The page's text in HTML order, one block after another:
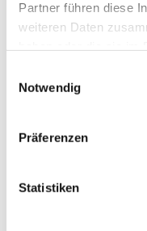
Partner führen diese
weiteren Daten
Notwendig
Präferenzen
Statistiken